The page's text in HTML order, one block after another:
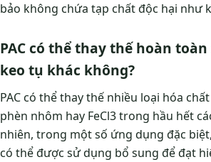
bảo không chứa tạp chất độc hại như
PAC có thể thay thế hoàn
keo tụ khác không?
PAC có thể thay thế nhiều loại hóa
phèn nhôm hay FeCl3 trong hầu hết
nhiên, trong một số ứng dụng đặc
có thể được sử dụng bổ sung để đạt